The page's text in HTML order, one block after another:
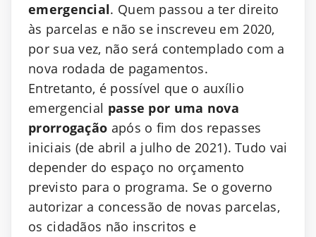
emergencial. Quem passou a ter direito
às parcelas e não se inscreveu em 2020,
por sua vez, não será contemplado com a
nova rodada de pagamentos.
Entretanto, é possível que o auxílio
emergencial passe por uma nova
prorrogação após o fim dos repasses
iniciais (de abril a julho de 2021). Tudo vai
depender do espaço no orçamento
previsto para o programa. Se o governo
autorizar a concessão de novas parcelas,
os cidadãos não inscritos e